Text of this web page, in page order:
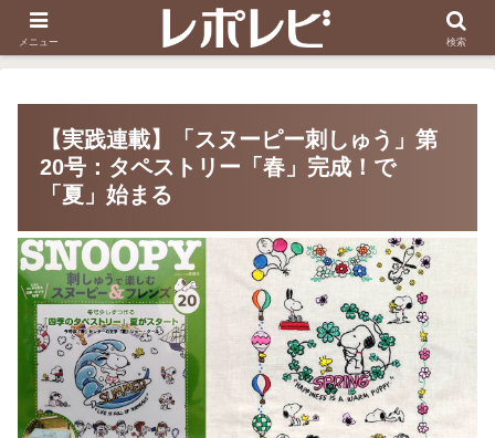
スヌーピー刺しゅう ダイソー知恵の輪
【実践連載】「スヌーピー刺しゅう」第
20号：タペストリー「春」完成！で
「夏」始まる
メニュー 検索